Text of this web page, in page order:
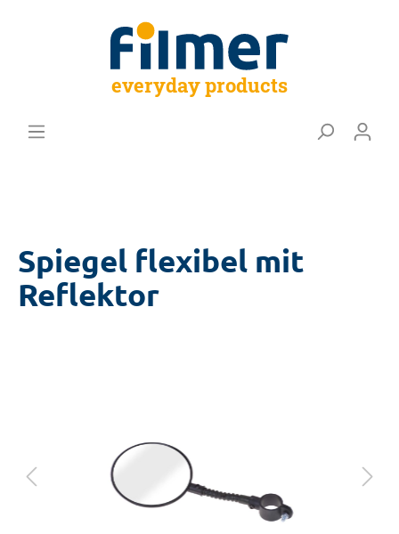
everyday products
Spiegel flexibel mit
Reflektor